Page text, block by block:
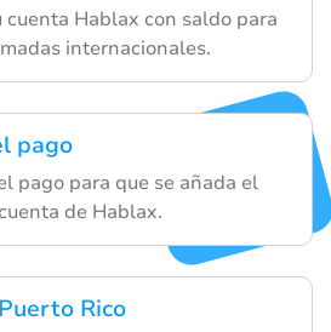
cuenta Hablax con saldo para
internacionales.
pago
pago para que se añada el
de Hablax.
Rico